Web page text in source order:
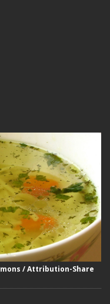
/ Attribution-Share